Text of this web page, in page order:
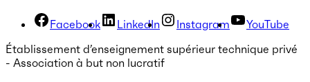
Facebook LinkedIn Instagram
YouTube
Établissement d’enseignement supérieur technique privé
- Association à but non lucratif